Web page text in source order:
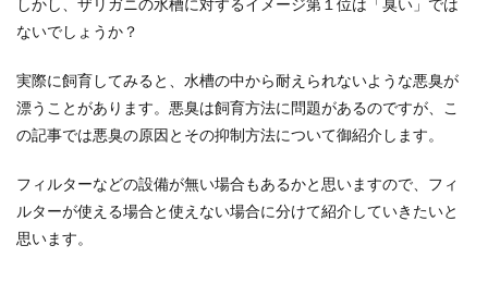
しかし、ザリガニの水槽に対するイメージ第１位は「臭い」では
ないでしょうか？
実際に飼育してみると、水槽の中から耐えられないような悪臭が
漂うことがあります。悪臭は飼育方法に問題があるのですが、こ
の記事では悪臭の原因とその抑制方法について御紹介します。
フィルターなどの設備が無い場合もあるかと思いますので、フィ
ルターが使える場合と使えない場合に分けて紹介していきたいと
思います。